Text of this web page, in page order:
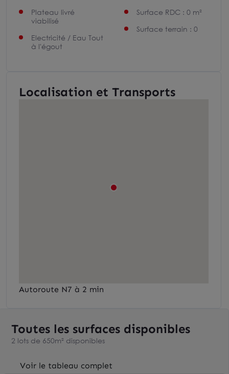
Plateau livré
viabilisé
Electricité / Eau Tout
à l'égout
Surface RDC : 0 m²
Surface terrain : 0
Localisation et Transports
Autoroute N7 à 2 min
Toutes les surfaces disponibles
2 lots de 650m² disponibles
Voir le tableau complet